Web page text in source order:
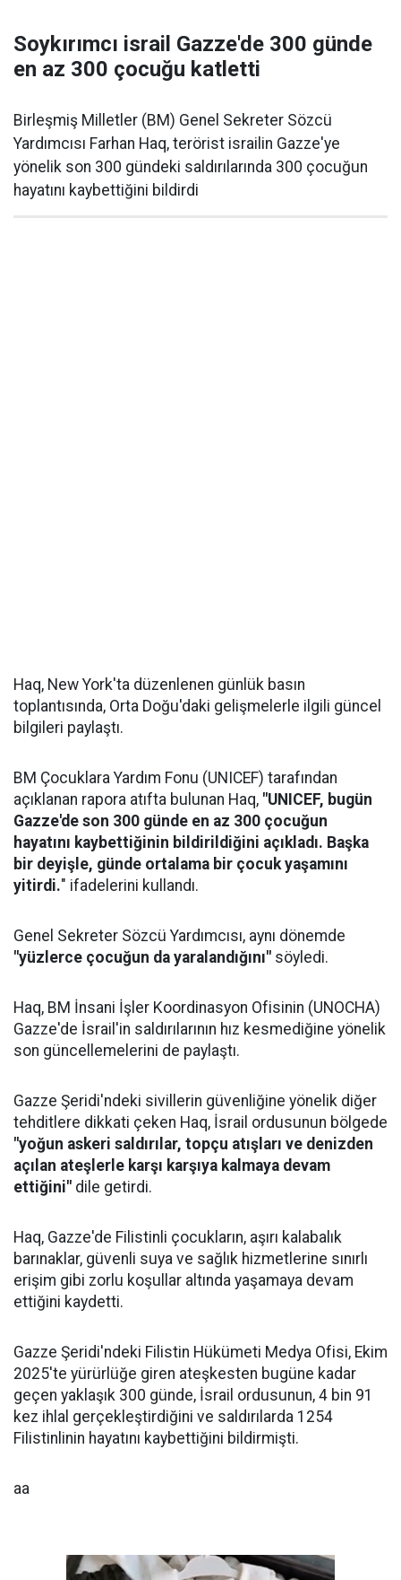
Soykırımcı israil Gazze'de 300 günde
en az 300 çocuğu katletti
Birleşmiş Milletler (BM) Genel Sekreter Sözcü
Yardımcısı Farhan Haq, terörist israilin Gazze'ye
yönelik son 300 gündeki saldırılarında 300 çocuğun
hayatını kaybettiğini bildirdi
Haq, New York'ta düzenlenen günlük basın
toplantısında, Orta Doğu'daki gelişmelerle ilgili güncel
bilgileri paylaştı.
BM Çocuklara Yardım Fonu (UNICEF) tarafından
açıklanan rapora atıfta bulunan Haq, "UNICEF, bugün
Gazze'de son 300 günde en az 300 çocuğun
hayatını kaybettiğinin bildirildiğini açıkladı. Başka
bir deyişle, günde ortalama bir çocuk yaşamını
yitirdi." ifadelerini kullandı.
Genel Sekreter Sözcü Yardımcısı, aynı dönemde
"yüzlerce çocuğun da yaralandığını" söyledi.
Haq, BM İnsani İşler Koordinasyon Ofisinin (UNOCHA)
Gazze'de İsrail'in saldırılarının hız kesmediğine yönelik
son güncellemelerini de paylaştı.
Gazze Şeridi'ndeki sivillerin güvenliğine yönelik diğer
tehditlere dikkati çeken Haq, İsrail ordusunun bölgede
"yoğun askeri saldırılar, topçu atışları ve denizden
açılan ateşlerle karşı karşıya kalmaya devam
ettiğini" dile getirdi.
Haq, Gazze'de Filistinli çocukların, aşırı kalabalık
barınaklar, güvenli suya ve sağlık hizmetlerine sınırlı
erişim gibi zorlu koşullar altında yaşamaya devam
ettiğini kaydetti.
Gazze Şeridi'ndeki Filistin Hükümeti Medya Ofisi, Ekim
2025'te yürürlüğe giren ateşkesten bugüne kadar
geçen yaklaşık 300 günde, İsrail ordusunun, 4 bin 91
kez ihlal gerçekleştirdiğini ve saldırılarda 1254
Filistinlinin hayatını kaybettiğini bildirmişti.
aa